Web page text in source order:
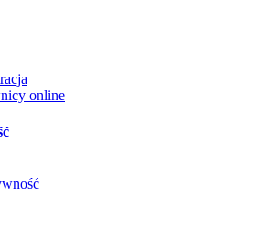
online